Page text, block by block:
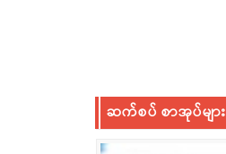
ဆက်စပ် စာအုပ်များ